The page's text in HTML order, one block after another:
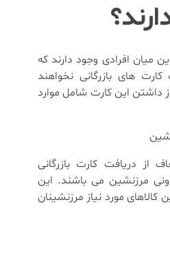
میان افرادی وجود دارند که
های بازرگانی نخواهند
داشتن این کارت شامل موارد
از دریافت کارت بازرگانی
مرزنشین می باشند. این
مورد نیاز مرزنشینان